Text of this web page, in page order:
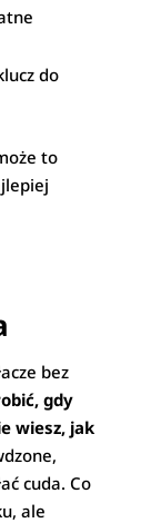
do
to
bez
gdy
wiesz, jak
cuda. Co
ale